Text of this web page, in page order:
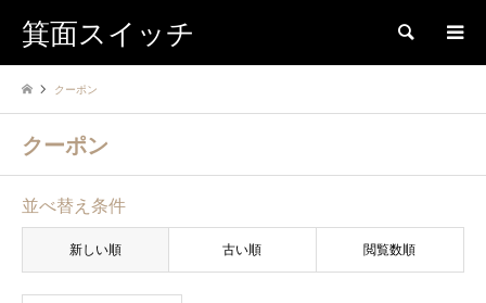
箕面スイッチ 検索
クーポン
クーポン
並べ替え条件
新しい順 古い順 閲覧数順